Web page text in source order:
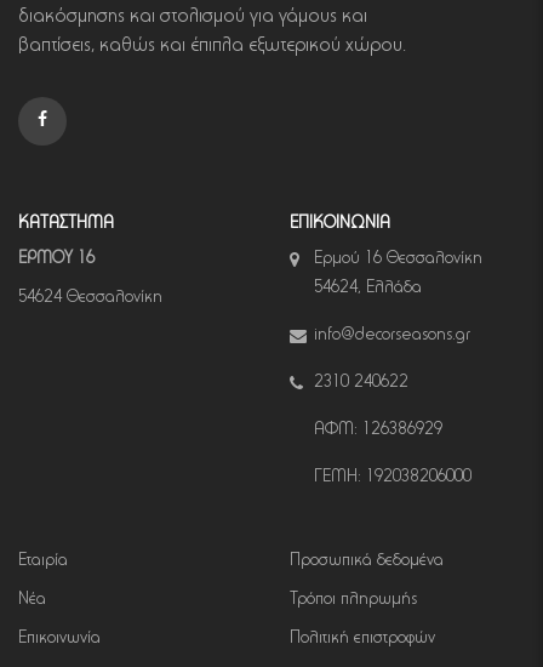
διακόσμησης και στολισμού για γάμους και
βαπτίσεις, καθώς και έπιπλα εξωτερικού χώρου.
ΚΑΤΑΣΤΗΜΑ
ΕΡΜΟΥ 16
54624 Θεσσαλονίκη
ΕΠΙΚΟΙΝΩΝΙΑ
Ερμού 16 Θεσσαλονίκη
54624, Ελλάδα
info@decorseasons.gr
2310 240622
ΑΦΜ: 126386929
ΓΕΜΗ: 192038206000
Εταιρία
Νέα
Επικοινωνία
Προσωπικά δεδομένα
Τρόποι πληρωμής
Πολιτική επιστροφών